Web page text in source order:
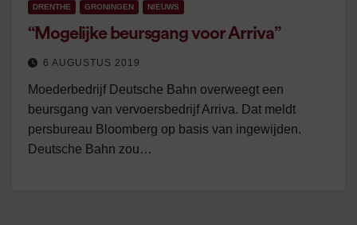
DRENTHE GRONINGEN NIEUWS
“Mogelijke beursgang voor Arriva”
6 AUGUSTUS 2019
Moederbedrijf Deutsche Bahn overweegt een
beursgang van vervoersbedrijf Arriva. Dat meldt
persbureau Bloomberg op basis van ingewijden.
Deutsche Bahn zou…